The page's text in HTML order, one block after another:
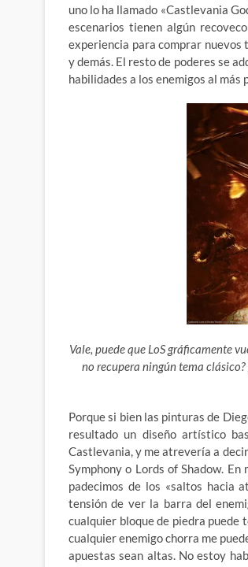
uno lo ha llamado «Castlevania
escenarios tienen algún
experiencia para comprar nuevos
y demás. El resto de poderes se
habilidades a los enemigos al
Vale, puede que LoS gráficamente
no recupera ningún tema
Porque si bien las pinturas de
resultado un diseño artístico
Castlevania, y me atrevería a
Symphony o Lords of Shadow.
padecimos de los «saltos hacia
tensión de ver la barra del
cualquier bloque de piedra puede
cualquier enemigo chorra me
apuestas sean altas. No estoy